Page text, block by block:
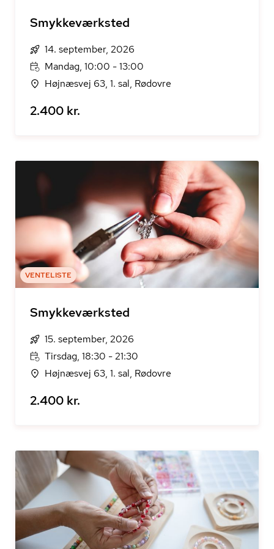
Smykkeværksted
14. september, 2026
Mandag, 10:00 - 13:00
Højnæsvej 63, 1. sal, Rødovre
2.400 kr.
VENTELISTE
Smykkeværksted
15. september, 2026
Tirsdag, 18:30 - 21:30
Højnæsvej 63, 1. sal, Rødovre
2.400 kr.